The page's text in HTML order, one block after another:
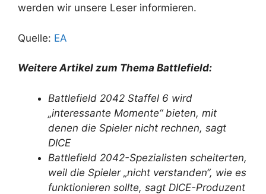
werden wir unsere Leser informieren.
Quelle: EA
Weitere Artikel zum Thema Battlefield:
Battlefield 2042 Staffel 6 wird
„interessante Momente“ bieten, mit
denen die Spieler nicht rechnen, sagt
DICE
Battlefield 2042-Spezialisten scheiterten,
weil die Spieler „nicht verstanden“, wie es
funktionieren sollte, sagt DICE-Produzent